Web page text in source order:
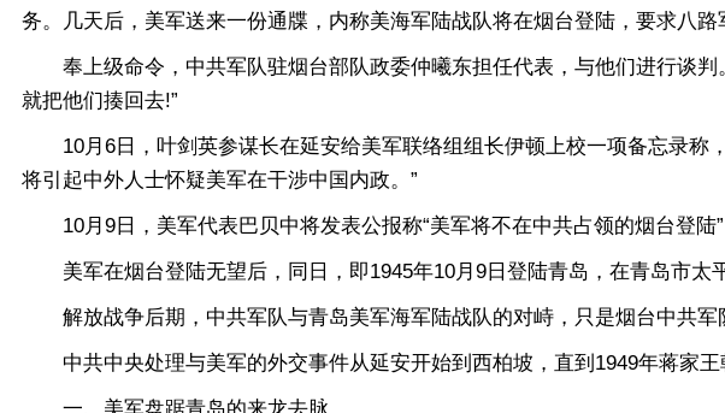
务。几天后，美军送来一份通牒，内称美海军陆战队将在烟台登陆，要求八
奉上级命令，中共军队驻烟台部队政委仲曦东担任代表，与他们进行谈判
就把他们揍回去!”
10月6日，叶剑英参谋长在延安给美军联络组组长伊顿上校一项备忘录称
将引起中外人士怀疑美军在干涉中国内政。”
10月9日，美军代表巴贝中将发表公报称“美军将不在中共占领的烟台登陆”
美军在烟台登陆无望后，同日，即1945年10月9日登陆青岛，在青岛市太
解放战争后期，中共军队与青岛美军海军陆战队的对峙，只是烟台中共军
中共中央处理与美军的外交事件从延安开始到西柏坡，直到1949年蒋家王